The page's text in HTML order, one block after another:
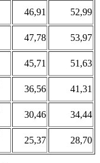
46,91
52,99
47,78
53,97
45,71
51,63
36,56
41,31
30,46
34,44
25,37 28,70